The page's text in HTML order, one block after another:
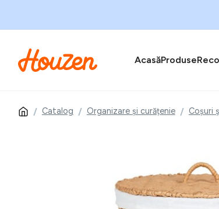
AcasăProduse
Catalog Organizare și curățenie Coșuri